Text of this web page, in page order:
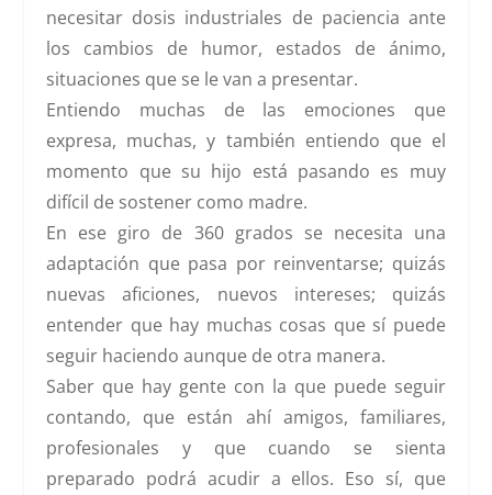
necesitar dosis industriales de paciencia ante
los cambios de humor, estados de ánimo,
situaciones que se le van a presentar.
Entiendo muchas de las emociones que
expresa, muchas, y también entiendo que el
momento que su hijo está pasando es muy
difícil de sostener como madre.
En ese giro de 360 grados se necesita una
adaptación que pasa por reinventarse; quizás
nuevas aficiones, nuevos intereses; quizás
entender que hay muchas cosas que sí puede
seguir haciendo aunque de otra manera.
Saber que hay gente con la que puede seguir
contando, que están ahí amigos, familiares,
profesionales y que cuando se sienta
preparado podrá acudir a ellos. Eso sí, que